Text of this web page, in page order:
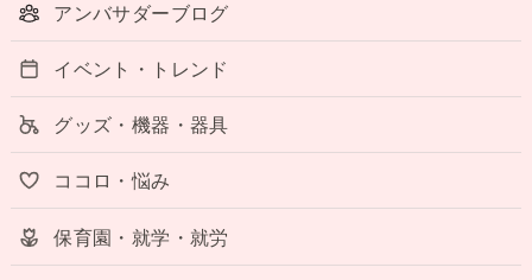
アンバサダーブログ
イベント・トレンド
グッズ・機器・器具
ココロ・悩み
保育園・就学・就労